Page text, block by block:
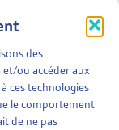
des
ou accéder aux
ces technologies
le comportement
de ne pas
LA